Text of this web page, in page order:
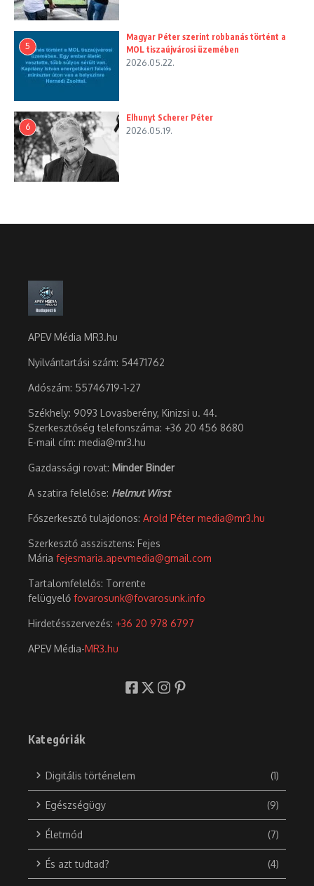
5
Magyar Péter szerint robbanás történt a
MOL tiszaújvárosi üzemében
2026.05.22.
6
Elhunyt Scherer Péter
2026.05.19.
APEV Média MR3.hu
Nyilvántartási szám: 54471762
Adószám: 55746719-1-27
Székhely: 9093 Lovasberény, Kinizsi u. 44.
Szerkesztőség telefonszáma: +36 20 456 8680
E-mail cím: media@mr3.hu
Gazdassági rovat: Minder Binder
A szatira felelőse: Helmut Wirst
Főszerkesztő tulajdonos: Arold Péter media@mr3.hu
Szerkesztő asszisztens: Fejes
Mária fejesmaria.apevmedia@gmail.com
Tartalomfelelős: Torrente
felügyelő fovarosunk@fovarosunk.info
Hirdetésszervezés: +36 20 978 6797
APEV Média-MR3.hu
Kategóriák
Digitális történelem (1)
Egészségügy (9)
Életmód (7)
És azt tudtad? (4)